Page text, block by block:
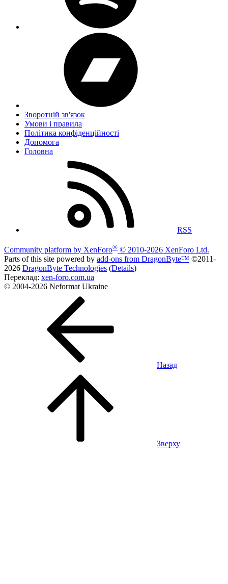
Зворотній зв'язок
Умови і правила
Політика конфіденційності
Дoпoмoга
Головна
RSS
Community platform by XenForo® © 2010-2026 XenForo Ltd.
Parts of this site powered by add-ons from DragonByte™ ©2011-
2026 DragonByte Technologies (Details)
Переклад: xen-foro.com.ua
© 2004-2026 Neformat Ukraine
Назад
Зверху